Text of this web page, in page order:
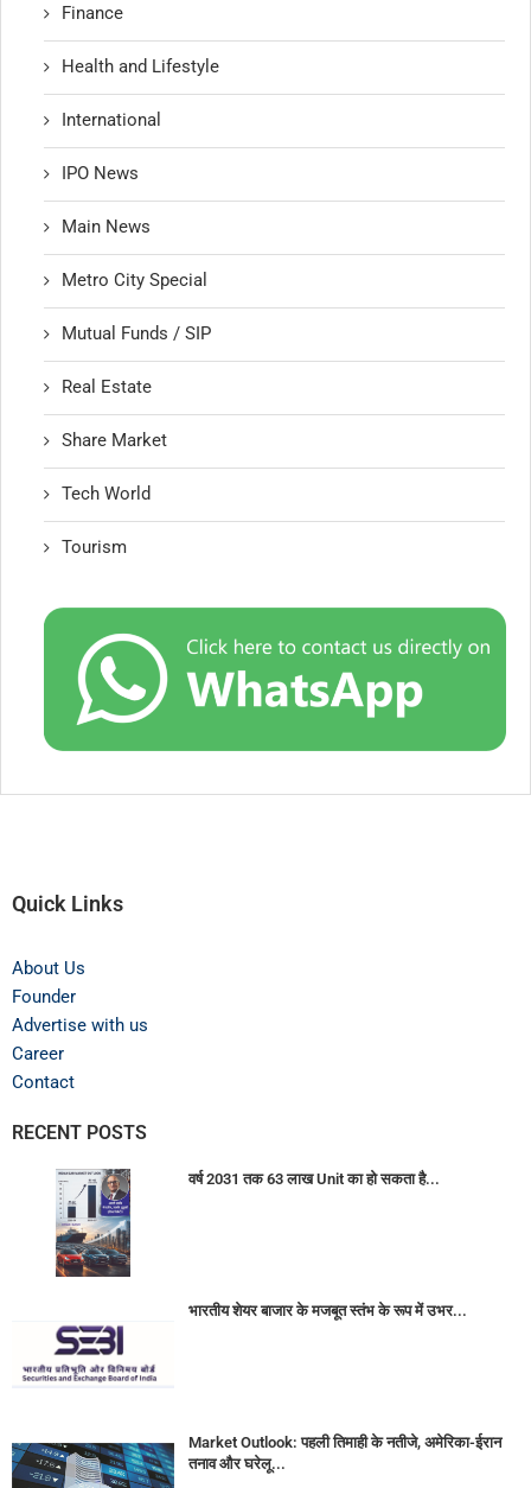
Finance
Health and Lifestyle
International
IPO News
Main News
Metro City Special
Mutual Funds / SIP
Real Estate
Share Market
Tech World
Tourism
Quick Links
About Us
Founder
Advertise with us
Career
Contact
RECENT POSTS
वर्ष 2031 तक 63 लाख Unit का हो सकता है...
भारतीय शेयर बाजार के मजबूत स्तंभ के रूप में उभर...
Market Outlook: पहली तिमाही के नतीजे, अमेरिका-ईरान
तनाव और घरेलू...